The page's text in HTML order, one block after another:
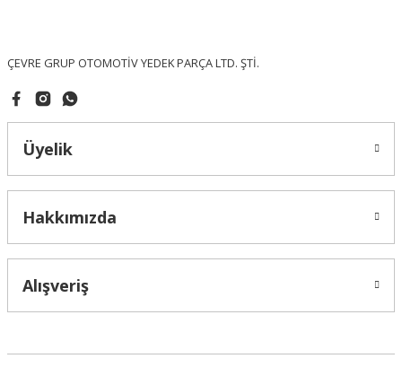
ÇEVRE GRUP OTOMOTİV YEDEK PARÇA LTD. ŞTİ.
Üyelik
Hakkımızda
Alışveriş